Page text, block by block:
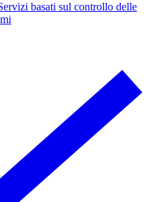
basati sul controllo delle